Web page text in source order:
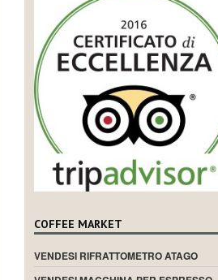
COFFEE MARKET
VENDESI RIFRATTOMETRO ATAGO